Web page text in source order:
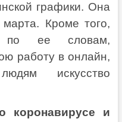
графики. Она
Кроме того,
по ее словам,
работу в онлайн,
искусство
и